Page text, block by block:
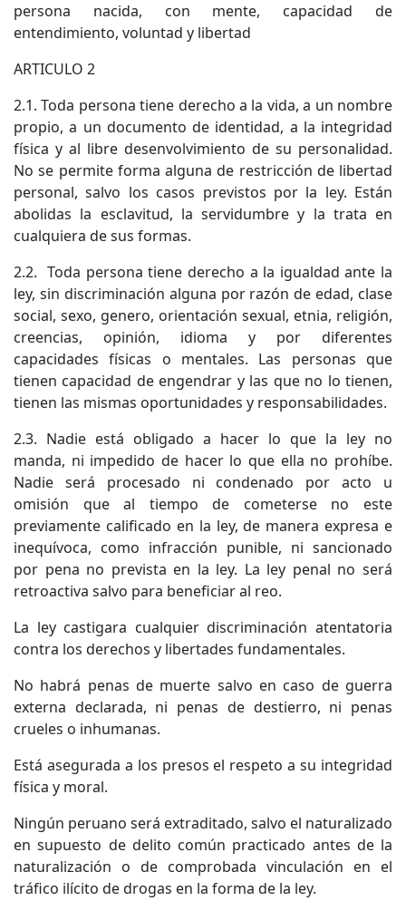
persona nacida, con mente, capacidad de
entendimiento, voluntad y libertad
ARTICULO 2
2.1. Toda persona tiene derecho a la vida, a un nombre
propio, a un documento de identidad, a la integridad
física y al libre desenvolvimiento de su personalidad.
No se permite forma alguna de restricción de libertad
personal, salvo los casos previstos por la ley. Están
abolidas la esclavitud, la servidumbre y la trata en
cualquiera de sus formas.
2.2. Toda persona tiene derecho a la igualdad ante la
ley, sin discriminación alguna por razón de edad, clase
social, sexo, genero, orientación sexual, etnia, religión,
creencias, opinión, idioma y por diferentes
capacidades físicas o mentales. Las personas que
tienen capacidad de engendrar y las que no lo tienen,
tienen las mismas oportunidades y responsabilidades.
2.3. Nadie está obligado a hacer lo que la ley no
manda, ni impedido de hacer lo que ella no prohíbe.
Nadie será procesado ni condenado por acto u
omisión que al tiempo de cometerse no este
previamente calificado en la ley, de manera expresa e
inequívoca, como infracción punible, ni sancionado
por pena no prevista en la ley. La ley penal no será
retroactiva salvo para beneficiar al reo.
La ley castigara cualquier discriminación atentatoria
contra los derechos y libertades fundamentales.
No habrá penas de muerte salvo en caso de guerra
externa declarada, ni penas de destierro, ni penas
crueles o inhumanas.
Está asegurada a los presos el respeto a su integridad
física y moral.
Ningún peruano será extraditado, salvo el naturalizado
en supuesto de delito común practicado antes de la
naturalización o de comprobada vinculación en el
tráfico ilícito de drogas en la forma de la ley.